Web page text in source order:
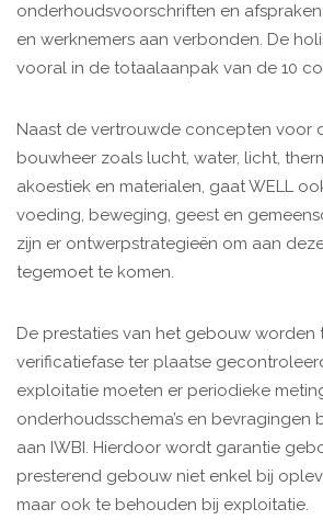
onderhoudsvoorschriften en
en werknemers aan verbonden. De
vooral in de totaalaanpak van de 10
Naast de vertrouwde concepten voor
bouwheer zoals lucht, water, licht,
akoestiek en materialen, gaat WELL
voeding, beweging, geest en
zijn er ontwerpstrategieën om aan
tegemoet te komen.
De prestaties van het gebouw worden
verificatiefase ter plaatse
exploitatie moeten er periodieke
onderhoudsschema’s en bevragingen
aan IWBI. Hierdoor wordt garantie
presterend gebouw niet enkel bij
maar ook te behouden bij exploitatie.